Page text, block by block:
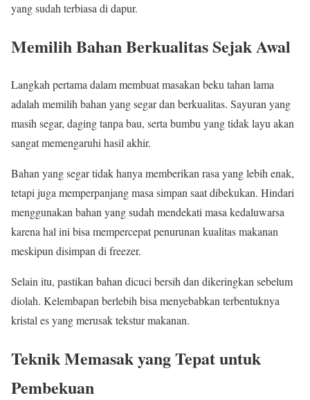
yang sudah terbiasa di dapur.
Memilih Bahan Berkualitas Sejak Awal
Langkah pertama dalam membuat masakan beku tahan lama
adalah memilih bahan yang segar dan berkualitas. Sayuran yang
masih segar, daging tanpa bau, serta bumbu yang tidak layu akan
sangat memengaruhi hasil akhir.
Bahan yang segar tidak hanya memberikan rasa yang lebih enak,
tetapi juga memperpanjang masa simpan saat dibekukan. Hindari
menggunakan bahan yang sudah mendekati masa kedaluwarsa
karena hal ini bisa mempercepat penurunan kualitas makanan
meskipun disimpan di freezer.
Selain itu, pastikan bahan dicuci bersih dan dikeringkan sebelum
diolah. Kelembapan berlebih bisa menyebabkan terbentuknya
kristal es yang merusak tekstur makanan.
Teknik Memasak yang Tepat untuk
Pembekuan